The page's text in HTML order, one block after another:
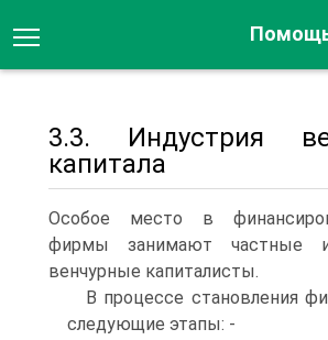
3.3. Индустрия
капитала
Особое место в
фирмы занимают частные
венчурные капиталисты.
В процессе становления
следующие этапы: -